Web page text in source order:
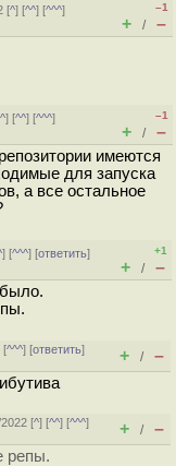
[^] [^^] [^^^]
–1
+ / –
^] [^^] [^^^]
–1
+ / –
имеются
для запуска
а все остальное
] [^^^] [ответить]
+1
+ / –
[^^^] [ответить]
+ / –
[^] [^^] [^^^]
+ / –
репы.